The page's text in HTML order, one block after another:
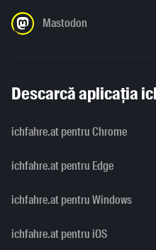
Mastodon
Descarcă aplicația
ichfahre.at pentru Chrome
ichfahre.at pentru Edge
ichfahre.at pentru Windows
ichfahre.at pentru iOS